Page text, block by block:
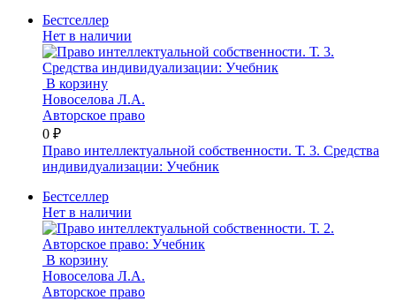
Бестселлер
Нет в наличии
В корзину
Новоселова Л.А.
Авторское право
0 ₽
Право интеллектуальной собственности. Т. 3. Средства
индивидуализации: Учебник
Бестселлер
Нет в наличии
В корзину
Новоселова Л.А.
Авторское право